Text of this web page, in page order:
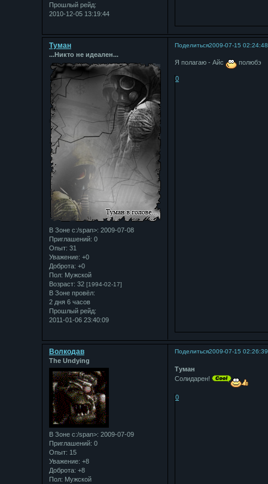
Прошлый рейд:
2010-12-05 13:19:44
Поделиться2009-07-15 02:24:48
Туман
...Никто не идеален...
В Зоне с:/span>: 2009-07-08
Приглашений: 0
Опыт: 31
Уважение: +0
Доброта: +0
Пол: Мужской
Возраст: 32 [1994-02-17]
В Зоне провёл:
2 дня 6 часов
Прошлый рейд:
2011-01-06 23:40:09
Я полагаю - Айс полюбэ
0
Поделиться2009-07-15 02:26:39
Bолкодав
The Undying
В Зоне с:/span>: 2009-07-09
Приглашений: 0
Опыт: 15
Уважение: +8
Доброта: +8
Пол: Мужской
Туман
Солидарен!
0